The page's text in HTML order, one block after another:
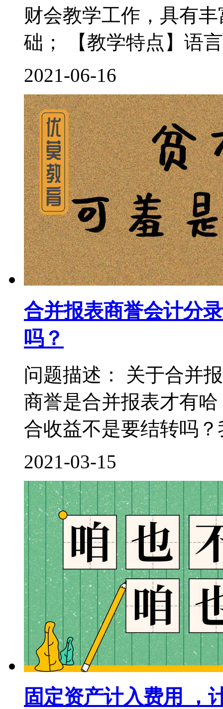
财会教学工作，具有
础； 【教学特点】语
2021-06-16
合并报表商誉会计分
吗？
问题描述： 关于合并
商誉是合并报表才有
合收益不是要结转吗
2021-03-15
固定资产计入费用 ，